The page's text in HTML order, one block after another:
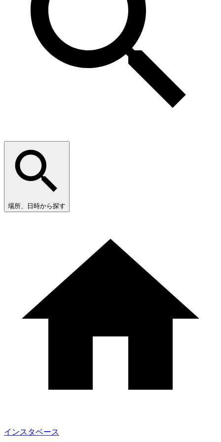
場所、日時から探す
インスタベース